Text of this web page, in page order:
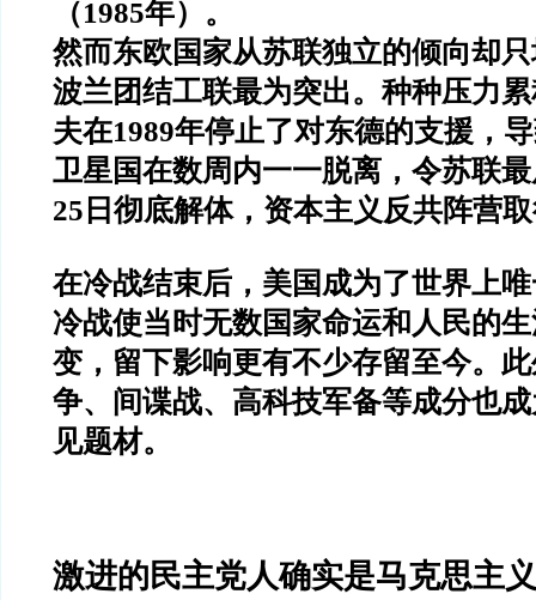
（1985年）。
然而东欧国家从苏联独立的倾向却
波兰团结工联最为突出。种种压力
夫在1989年停止了对东德的支援，
卫星国在数周内一一脱离，令苏联
25 日彻底解体，资本主义反共阵营
在冷战结束后，美国成为了世界上
冷战使当时无数国家命运和人民的
变，留下影响更有不少存留至今。
争、间谍战、高科技军备等成分也
见题材。
激进的民主党人确实是马克思主